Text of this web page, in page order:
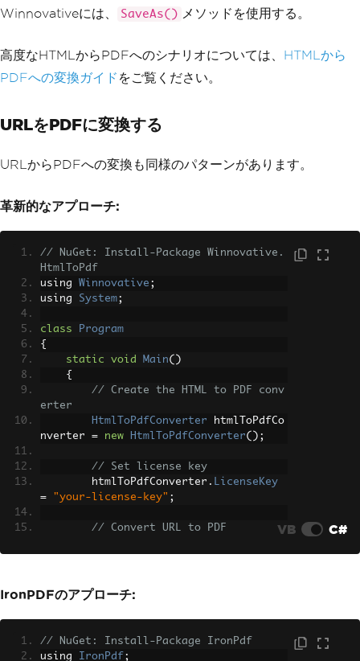
Console WriteLine (
"PDF created
successfully"
}
Winnovativeには、 SaveAs() メソッドを使用する。
高度なHTMLからPDFへのシナリオについては、 HTMLから
PDFへの変換ガイド をご覧ください。
URLをPDFに変換する
URLからPDFへの変換も同様のパターンがあります。
革新的なアプローチ:
// NuGet: Install-Package Winnovative.
HtmlToPdf
using Winnovative ;
using System;
class
Program
{
static
void Main()
{
// Create the HTML to PDF conv
erter
HtmlToPdfConverter htmlToPdfCo
nverter = new HtmlToPdfConverter();
// Set license key
        htmlToPdfConverter
. LicenseKey
=
"your-license-key" ;
// Convert URL to PDF
verter.ConvertUrl
// Save to file
System
IO File
WriteAllBytes
"webpage.pdf" pdfBytes
VB C#
IronPDFのアプローチ:
// NuGet: Install-Package IronPdf
using IronPdf ;